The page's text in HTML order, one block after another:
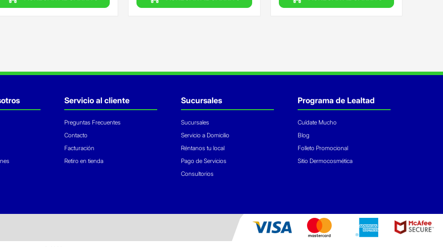
Servicio al cliente
Preguntas Frecuentes
Contacto
Facturación
Retiro en tienda
Sucursales
Sucursales
Servicio a Domicilio
Réntanos tu local
Pago de Servicios
Consultorios
Programa de Lealtad
Cuídate Mucho
Blog
Folleto Promocional
Sitio Dermocosmética